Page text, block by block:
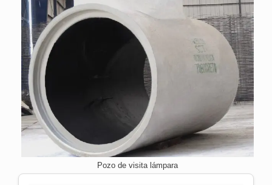
Pozo de visita lámpara